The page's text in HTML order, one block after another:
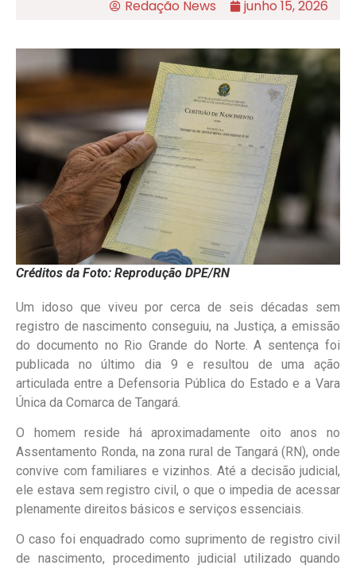
Redação News junho 15, 2026
Créditos da Foto: Reprodução DPE/RN
Um idoso que viveu por cerca de seis décadas sem
registro de nascimento conseguiu, na Justiça, a emissão
do documento no Rio Grande do Norte. A sentença foi
publicada no último dia 9 e resultou de uma ação
articulada entre a Defensoria Pública do Estado e a Vara
Única da Comarca de Tangará.
O homem reside há aproximadamente oito anos no
Assentamento Ronda, na zona rural de Tangará (RN), onde
convive com familiares e vizinhos. Até a decisão judicial,
ele estava sem registro civil, o que o impedia de acessar
plenamente direitos básicos e serviços essenciais.
O caso foi enquadrado como suprimento de registro civil
de nascimento, procedimento judicial utilizado quando